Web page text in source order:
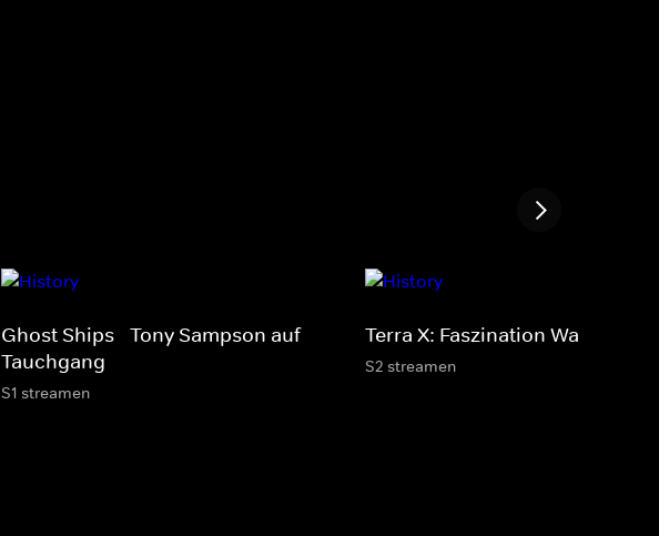
Ghost Ships - Tony Sampson auf
Tauchgang
S1 streamen
Terra X: Faszination Wasser
S2 streamen